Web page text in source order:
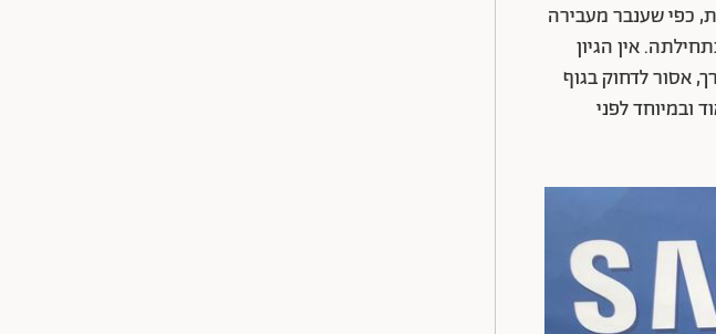
כפי שענבר מעבירה
אין הגיון
אסור לדחוק בגוף
ובמיוחד לפני